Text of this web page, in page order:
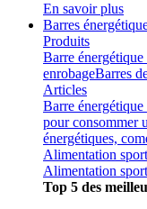
En savoir plus
Barres
Produits
Barre
enrobageBarres
Articles
Barre
pour consommer
énergétiques,
Alimentation
Alimentation
Top 5 des